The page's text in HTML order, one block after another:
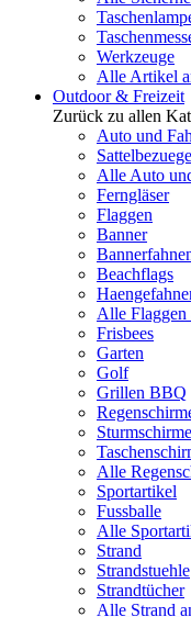
Werkzeuge
Alle Artikel
Outdoor & Freizeit
Zurück zu allen
Auto und
Sattelbezuege
Alle Auto
Ferngläser
Flaggen
Banner
Beachflags
Alle Flaggen
Frisbees
Garten
Golf
Grillen BBQ
Sturmschirme
Alle
Sportartikel
Fussballe
Alle
Strand
Strandstuehle
Strandtücher
Alle Strand